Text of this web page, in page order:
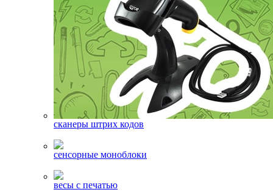
сканеры штрих кодов
сенсорные моноблоки
весы с печатью